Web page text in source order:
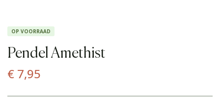
OP VOORRAAD
Pendel Amethist
€ 7,95